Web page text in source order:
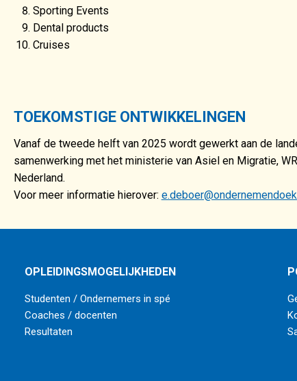
Sporting Events
Dental products
Cruises
TOEKOMSTIGE ONTWIKKELINGEN
Vanaf de tweede helft van 2025 wordt gewerkt aan de
samenwerking met het ministerie van Asiel en Migratie,
Nederland.
Voor meer informatie hierover:
OPLEIDINGSMOGELIJKHEDEN
Studenten / Ondernemers in spé
Coaches / docenten
Resultaten